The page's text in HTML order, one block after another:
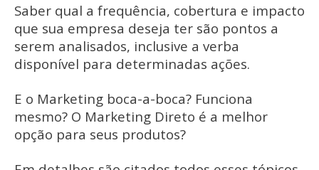
Saber qual a frequência, cobertura e impacto
que sua empresa deseja ter são pontos a
serem analisados, inclusive a verba
disponível para determinadas ações.
E o Marketing boca-a-boca? Funciona
mesmo? O Marketing Direto é a melhor
opção para seus produtos?